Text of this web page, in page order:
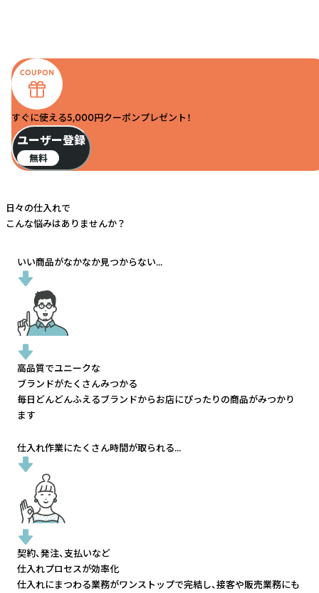
すぐに使える5,000円クーポンプレゼント！
ユーザー登録
無料
日々の仕入れで
こんな悩みはありませんか？
いい商品がなかなか見つからない...
高品質でユニークな
ブランドがたくさんみつかる
毎日どんどんふえるブランドからお店にぴったりの商品がみつかり
ます
仕入れ作業にたくさん時間が取られる...
契約、発注、支払いなど
仕入れプロセスが効率化
仕入れにまつわる業務がワンストップで完結し、接客や販売業務にも